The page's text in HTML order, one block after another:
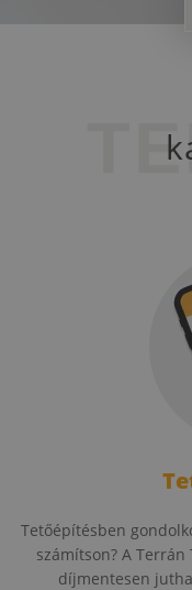
Tetőépítésben
számítson? A
díjmentesen